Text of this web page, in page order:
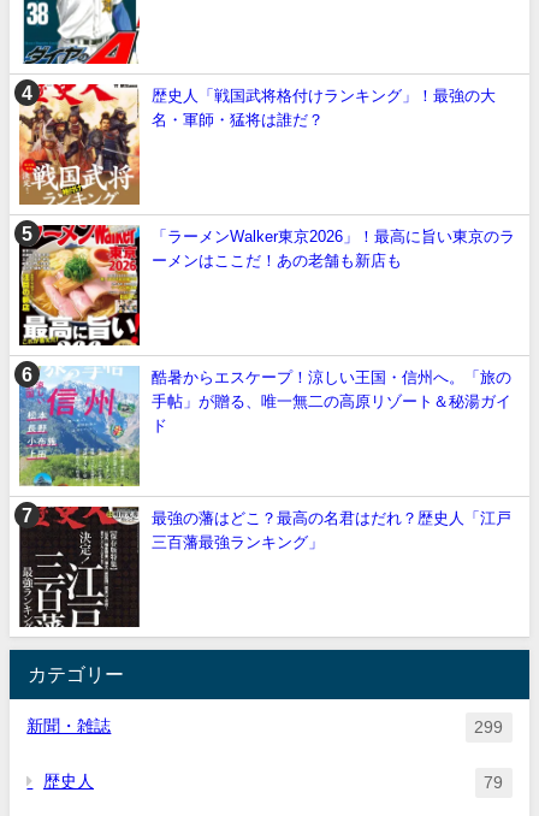
歴史人「戦国武将格付けランキング」！最強の大
名・軍師・猛将は誰だ？
「ラーメンWalker東京2026」！最高に旨い東京のラ
ーメンはここだ！あの老舗も新店も
酷暑からエスケープ！涼しい王国・信州へ。「旅の
手帖」が贈る、唯一無二の高原リゾート＆秘湯ガイ
ド
最強の藩はどこ？最高の名君はだれ？歴史人「江戸
三百藩最強ランキング」
カテゴリー
新聞・雑誌 299
歴史人 79